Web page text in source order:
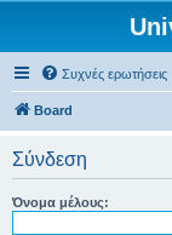
Συχνές ερωτήσεις
Board
Σύνδεση
Όνομα μέλους: